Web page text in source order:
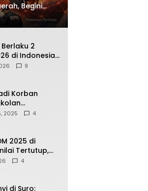
Begini
Berlaku 2
di Indonesia,
bagi
9
Korban
BBM
2025 4
2025 di
Tertutup,
4
di Suro: